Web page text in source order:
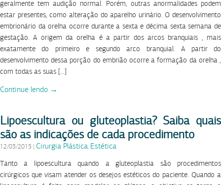
geralmente tem audição normal. Porém, outras anormalidades podem
estar presentes, como alteração do aparelho urinário. O desenvolvimento
embrionário da orelha ocorre durante a sexta e décima sexta semana de
gestação. A origem da orelha é a partir dos arcos branquiais , mais
exatamente do primeiro e segundo arco branquial. A partir do
desenvolvimento dessa porção do embrião ocorre a formação da orelha ,
com todas as suas […]
Continue lendo →
Lipoescultura ou gluteoplastia? Saiba quais
são as indicações de cada procedimento
12/03/2015 | Cirurgia Plástica, Estética
Tanto a lipoescultura quando a gluteoplastia são procedimentos
cirúrgicos que visam atender os desejos estéticos do paciente. Quando a